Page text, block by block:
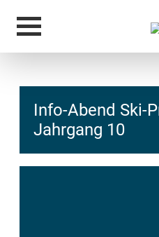
t@elu
hcs
Info-Abend Ski-
Jahrgang 10